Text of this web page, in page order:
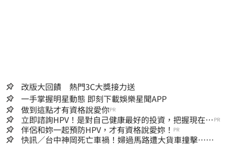
改版大回饋 熱門3C大獎接力送
一手掌握明星動態 即刻下載娛樂星聞APP
做到這點才有資格說愛你PR
立即諮詢HPV！是對自己健康最好的投資，把握現在不
嫌晚！
PR
伴侶和妳一起預防HPV，才有資格說愛妳！ PR
快訊／台中神岡死亡車禍！婦過馬路遭大貨車撞擊…下